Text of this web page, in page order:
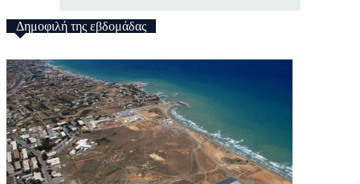
Δημοφιλή της εβδομάδας